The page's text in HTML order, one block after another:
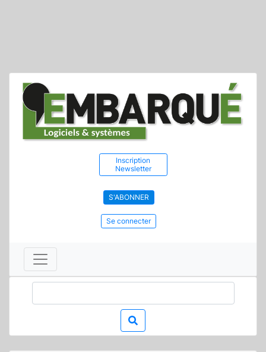
Inscription
Newsletter
S'ABONNER
Se connecter